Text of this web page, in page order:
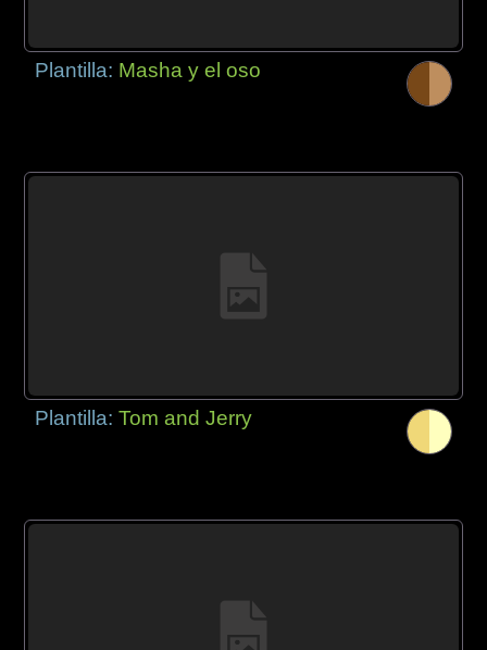
Plantilla: Masha y el oso
Plantilla:Tom and Jerry